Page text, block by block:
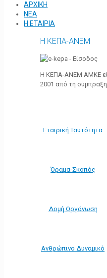
ΑΡΧΙΚΗ
ΝΕΑ
Η ΕΤΑΙΡΙΑ
Η ΚΕΠΑ-ΑΝΕΜ
Η ΚΕΠΑ-ΑΝΕΜ ΑΜΚΕ
2001 από τη
Εταιρική Ταυτότητα
Όραμα-Σκοπός
Δομή Οργάνωση
Ανθρώπινο Δυναμικό